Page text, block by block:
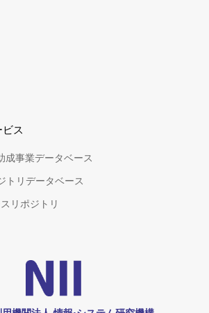
ス
成事業データベース
トリデータベース
リポジトリ